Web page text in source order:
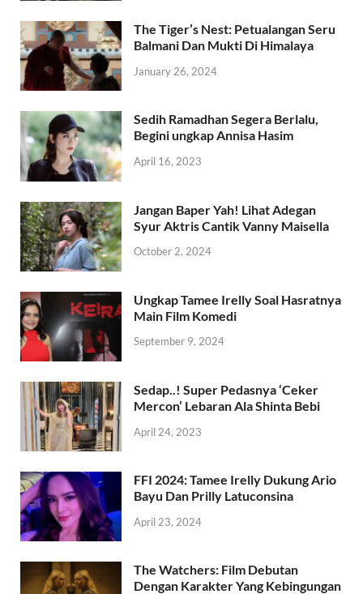
The Tiger’s Nest: Petualangan Seru
Balmani Dan Mukti Di Himalaya
January 26, 2024
Sedih Ramadhan Segera Berlalu,
Begini ungkap Annisa Hasim
April 16, 2023
Jangan Baper Yah! Lihat Adegan
Syur Aktris Cantik Vanny Maisella
October 2, 2024
Ungkap Tamee Irelly Soal Hasratnya
Main Film Komedi
September 9, 2024
Sedap..! Super Pedasnya ‘Ceker
Mercon’ Lebaran Ala Shinta Bebi
April 24, 2023
FFI 2024: Tamee Irelly Dukung Ario
Bayu Dan Prilly Latuconsina
April 23, 2024
The Watchers: Film Debutan
Dengan Karakter Yang Kebingungan